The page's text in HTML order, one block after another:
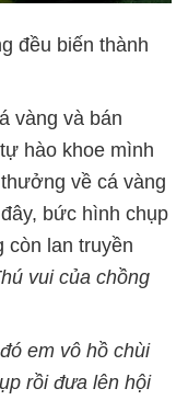
đều biến thành
vàng và bán
hào khoe mình
về cá vàng
bức hình chụp
còn lan truyền
vui của chồng
em vô hồ chùi
rồi đưa lên hội